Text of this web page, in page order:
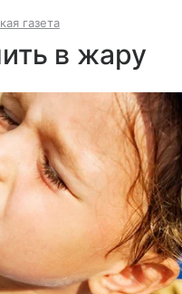
газета
в жару